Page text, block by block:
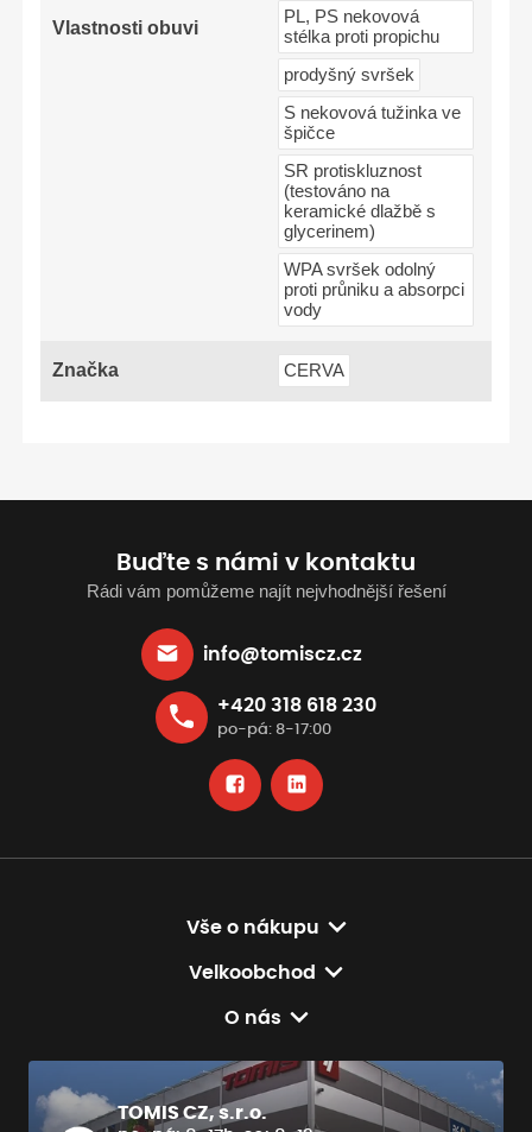
Vlastnosti obuvi
PL, PS nekovová
stélka proti propichu
prodyšný svršek
S nekovová tužinka ve
špičce
SR protiskluznost
(testováno na
keramické dlažbě s
glycerinem)
WPA svršek odolný
proti průniku a absorpci
vody
Značka CERVA
Buďte s námi v kontaktu
Rádi vám pomůžeme najít nejvhodnější řešení
info@tomiscz.cz
+420 318 618 230
po-pá: 8-17:00
Vše o nákupu
Velkoobchod
O nás
TOMIS CZ, s.r.o.